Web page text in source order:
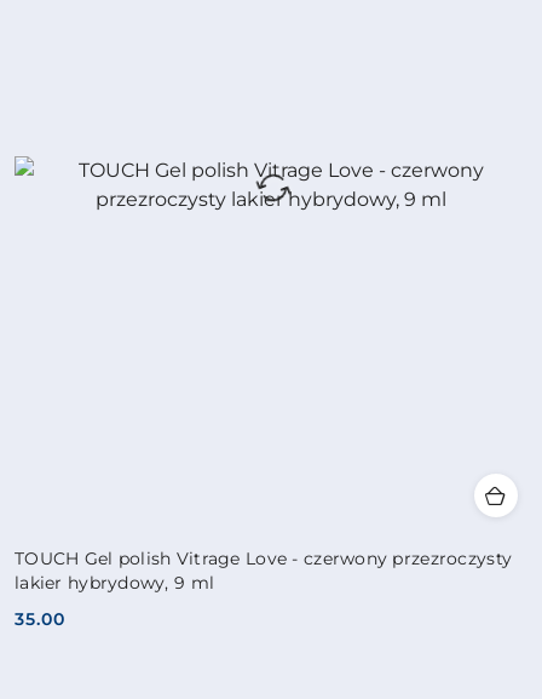
TOUCH Gel polish Vitrage Love - czerwony przezroczysty
lakier hybrydowy, 9 ml
Cena:
35.00